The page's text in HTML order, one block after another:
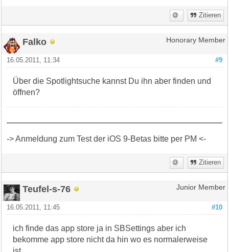
Zitieren
Falko Honorary Member
#9
16.05.2011, 11:34
Über die Spotlightsuche kannst Du ihn aber finden und
öffnen?
-> Anmeldung zum Test der iOS 9-Betas bitte per PM <-
Zitieren
Teufel-s-76 Junior Member
#10
16.05.2011, 11:45
ich finde das app store ja in SBSettings aber ich
bekomme app store nicht da hin wo es normalerweise